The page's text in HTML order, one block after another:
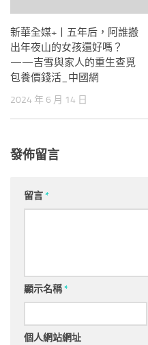
新華全媒+丨五年后，阿誰搬
出年夜山的女孩還好嗎？
——吉雪與家人的重生查覓
包養價錢活_中國網
2024 年 6 月 14 日
發佈留言
留言*
顯示名稱*
個人網站網址